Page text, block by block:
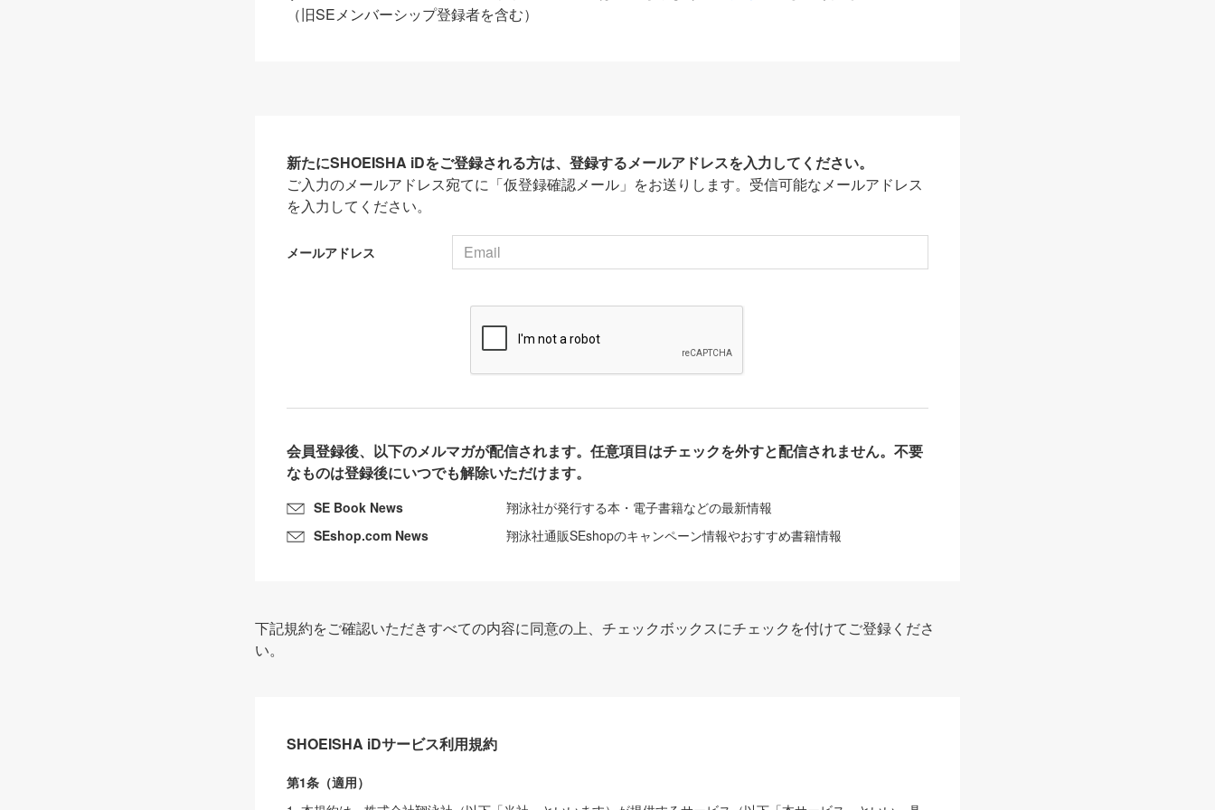
（旧SEメンバーシップ登録者を含む）
新たにSHOEISHA iDをご登録される方は、登録するメールアドレスを入力してください。
ご入力のメールアドレス宛てに「仮登録確認メール」をお送りします。受信可能なメールアドレス
を入力してください。
メールアドレス
会員登録後、以下のメルマガが配信されます。任意項目はチェックを外すと配信されません。不要
なものは登録後にいつでも解除いただけます。
SE Book News
翔泳社が発行する本・電子書籍などの最新情報
SEshop.com News
翔泳社通販SEshopのキャンペーン情報やおすすめ書籍情報
下記規約をご確認いただきすべての内容に同意の上、チェックボックスにチェックを付けてご登録くださ
い。
SHOEISHA iDサービス利用規約
第1条（適用）